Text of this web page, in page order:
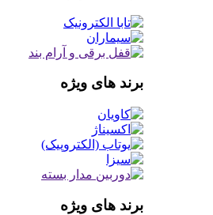
برند های ویژه
برند های ویژه